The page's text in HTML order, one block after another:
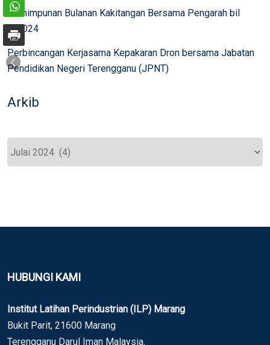
Perhimpunan Bulanan Kakitangan Bersama Pengarah bil
8/2024
Perbincangan Kerjasama Kepakaran Dron bersama Jabatan
Pendidikan Negeri Terengganu (JPNT)
Arkib
HUBUNGI KAMI
Institut Latihan Perindustrian (ILP) Marang
Bukit Parit, 21600 Marang
Terengganu Darul Iman Malaysia.